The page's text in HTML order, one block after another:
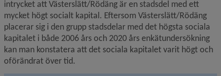
intrycket att Västerslätt/Rödäng är en stadsdel med ett
mycket högt socialt kapital. Eftersom Västerslätt/Rödäng
placerar sig i den grupp stadsdelar med det högsta sociala
kapitalet i både 2006 års och 2020 års enkätundersökning
kan man konstatera att det sociala kapitalet varit högt och
oförändrat över tid.